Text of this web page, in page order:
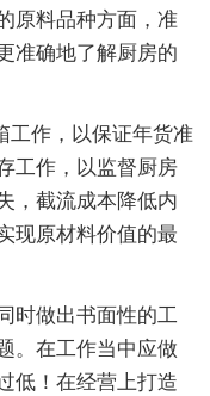
原料品种方面，准
准确地了解厨房的
工作，以保证年货准
工作，以监督厨房
，截流成本降低内
现原材料价值的最
时做出书面性的工
。在工作当中应做
低！在经营上打造